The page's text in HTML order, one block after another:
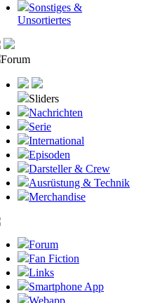
Sonstiges &
Unsortiertes
Forum
Sliders
Nachrichten
Serie
International
Episoden
Darsteller & Crew
Ausrüstung & Technik
Merchandise
Forum
Fan Fiction
Links
Smartphone App
Webapp